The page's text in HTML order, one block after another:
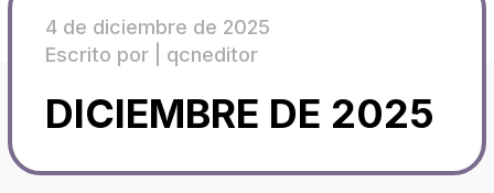
4 de diciembre de 2025
Escrito por | qcneditor
DICIEMBRE DE 2025